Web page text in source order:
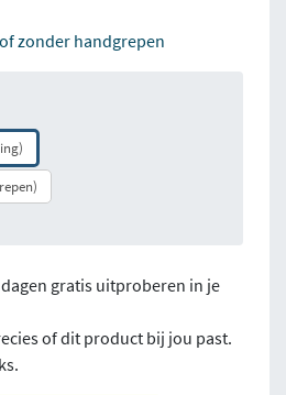
zonder handgrepen
gratis uitproberen in je
of dit product bij jou past.